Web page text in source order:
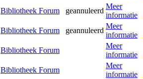
Bibliotheek Forum geannuleerd
Meer
informatie
Bibliotheek Forum geannuleerd
Meer
informatie
Bibliotheek Forum
Meer
informatie
Bibliotheek Forum
Meer
informatie